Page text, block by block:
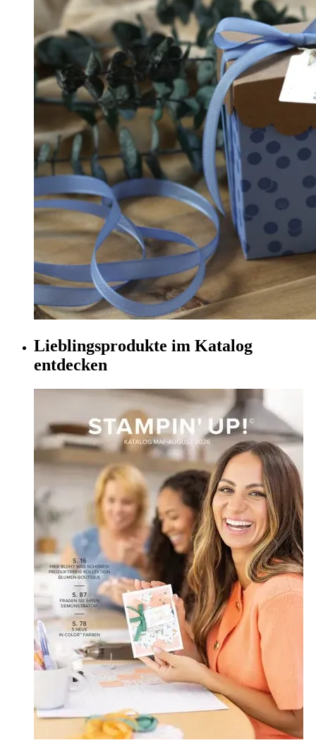
Lieblingsprodukte im Katalog
entdecken